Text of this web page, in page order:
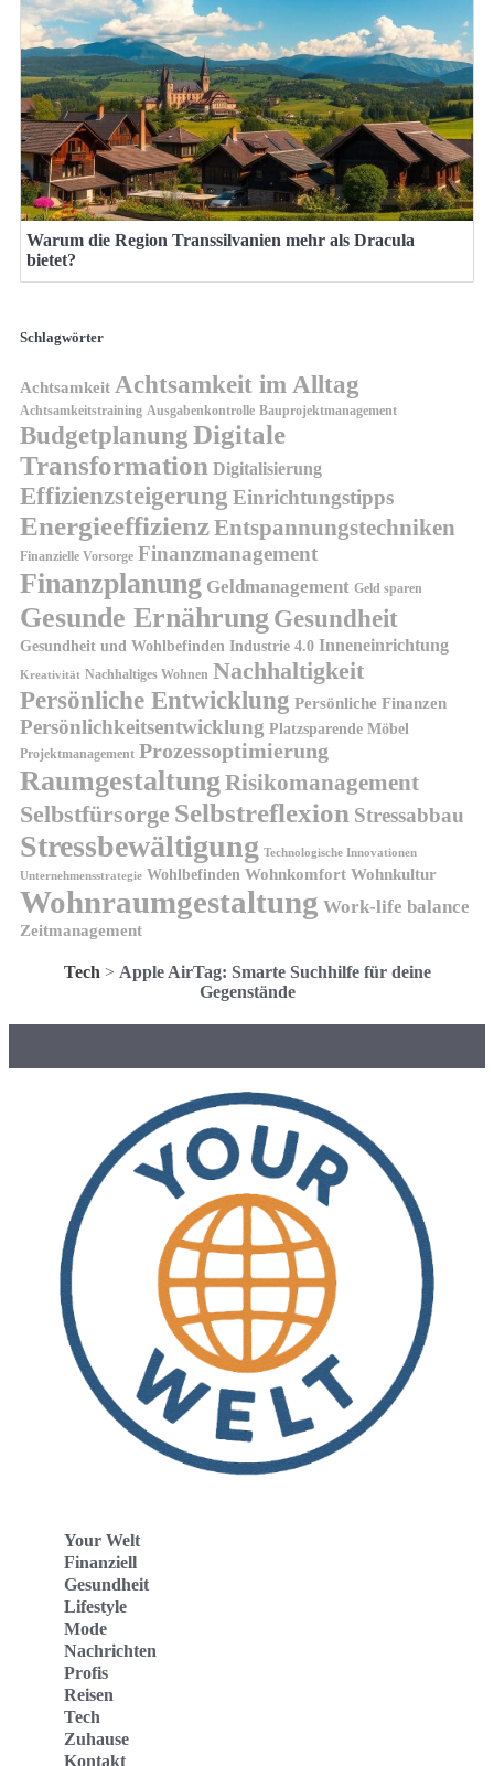
Warum die Region Transsilvanien mehr als Dracula
bietet?
Schlagwörter
Achtsamkeit Achtsamkeit im Alltag
Achtsamkeitstraining Ausgabenkontrolle Bauprojektmanagement
BudgetplanungDigitale
Transformation Digitalisierung
Effizienzsteigerung Einrichtungstipps
EnergieeffizienzEntspannungstechniken
Finanzielle Vorsorge Finanzmanagement
Finanzplanung Geldmanagement Geld sparen
Gesunde Ernährung Gesundheit
Gesundheit und Wohlbefinden Industrie 4.0 Inneneinrichtung
Kreativität Nachhaltiges Wohnen Nachhaltigkeit
Persönliche Entwicklung Persönliche Finanzen
Persönlichkeitsentwicklung Platzsparende Möbel
Projektmanagement Prozessoptimierung
Raumgestaltung Risikomanagement
Selbstfürsorge Selbstreflexion Stressabbau
Stressbewältigung Technologische Innovationen
Unternehmensstrategie Wohlbefinden Wohnkomfort Wohnkultur
Wohnraumgestaltung Work-life balance
Zeitmanagement
Tech > Apple AirTag: Smarte Suchhilfe für deine
Gegenstände
Your Welt
Finanziell
Gesundheit
Lifestyle
Mode
Nachrichten
Profis
Reisen
Tech
Zuhause
Kontakt